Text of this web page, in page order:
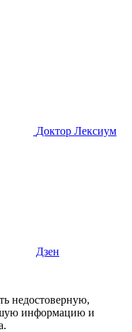
Доктор Лексиум
Дзен
недостоверную,
информацию и